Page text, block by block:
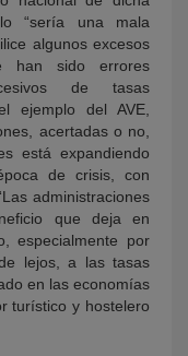
“sería una mala
algunos excesos
han sido errores
de tasas
ejemplo del AVE,
acertadas o no,
está expandiendo
de crisis, con
administraciones
que deja en
especialmente por
lejos, a las tasas
en las economías
turístico y hostelero